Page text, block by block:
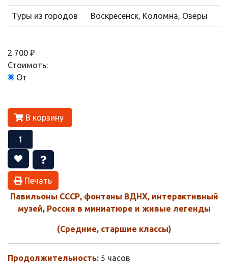
Туры из городов Воскресенск, Коломна, Озёры
2 700 ₽
Стоимоть:
От
В корзину
Печать
Павильоны СССР, фонтаны ВДНХ, интерактивный
музей, Россия в миниатюре и живые легенды
(Средние, старшие классы)
Продолжительность: 5 часов